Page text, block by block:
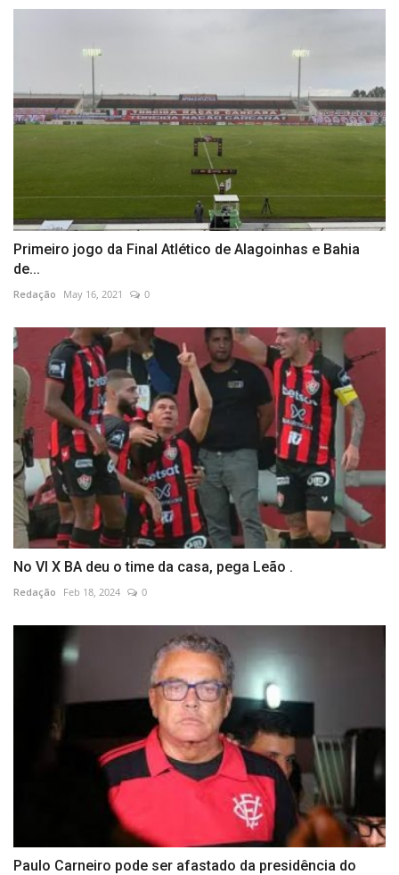
Primeiro jogo da Final Atlético de Alagoinhas e Bahia
de...
Redação May 16, 2021 0
No VI X BA deu o time da casa, pega Leão .
Redação Feb 18, 2024 0
Paulo Carneiro pode ser afastado da presidência do